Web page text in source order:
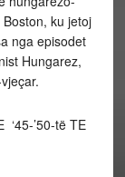
ku jetoj
nga episodet
Hungarez,
‘45-’50-të TE